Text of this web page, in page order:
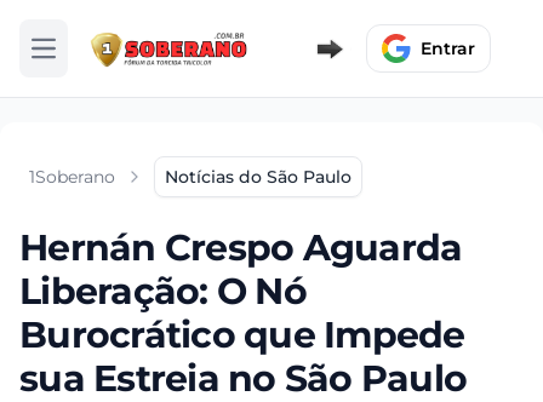
Abrir menu Entrar
1Soberano Notícias do São Paulo
Hernán Crespo Aguarda
Liberação: O Nó
Burocrático que Impede
sua Estreia no São Paulo